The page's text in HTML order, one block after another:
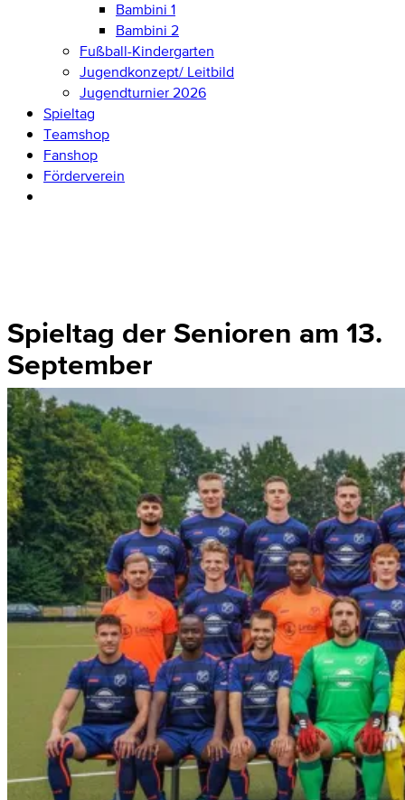
Bambini 1
Bambini 2
Fußball-Kindergarten
Jugendkonzept/ Leitbild
Jugendturnier 2026
Spieltag
Teamshop
Fanshop
Förderverein
Spieltag der Senioren am 13.
September